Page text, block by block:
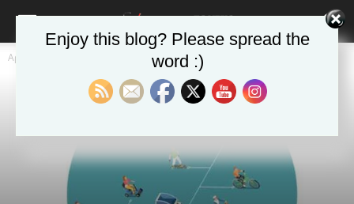
Αρχική Ανακοινώσεις -θεσμικά
Enjoy this blog? Please spread the
word :)